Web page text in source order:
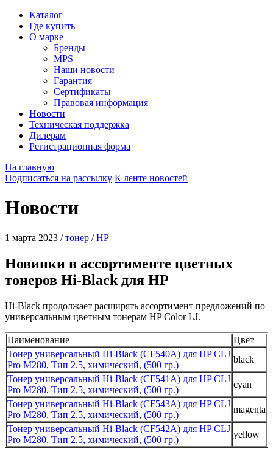
Каталог
Где купить
О марке
Бренды
MPS
Наши новости
Гарантия
Сертификаты
Правовая информация
Новости
Техническая поддержка
Дилерам
Регистрационная форма
На главную
Подписаться на рассылку К ленте новостей
Новости
1 марта 2023 /тонер /HP
Новинки в ассортименте цветных
тонеров Hi-Black для HP
Hi-Black продолжает расширять ассортимент предложений по
универсальным цветным тонерам НP Color LJ.
Наименование
Цвет
Тонер универсальный Hi-Black (CF540A) для HP CLJ
Pro M280, Тип 2.5, химический, (500 гр.)
black
Тонер универсальный Hi-Black (CF541A) для HP CLJ
Pro M280, Тип 2.5, химический, (500 гр.)
cyan
Тонер универсальный Hi-Black (CF543A) для HP CLJ
Pro M280, Тип 2.5, химический, (500 гр.)
magenta
Тонер универсальный Hi-Black (CF542A) для HP CLJ
Pro M280, Тип 2.5, химический, (500 гр.)
yellow